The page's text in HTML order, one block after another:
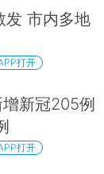
发 市内多地
打开
新冠205例
打开